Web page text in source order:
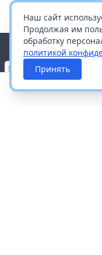
Наш сайт
Продолжая им
обработку
политикой
Принять